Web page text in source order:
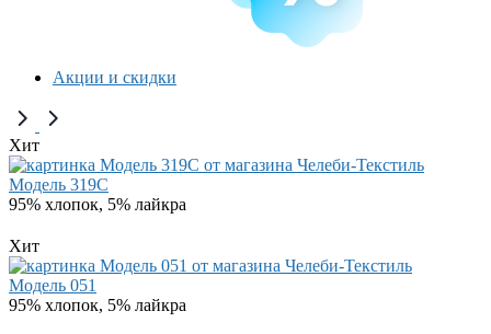
Акции и скидки
Хит
Модель 319C
95% хлопок, 5% лайкра
Хит
Модель 051
95% хлопок, 5% лайкра